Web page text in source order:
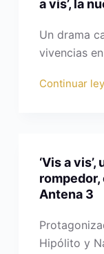
a vis’, la
Un drama
vivencias
Continuar
‘Vis a
Antena 3
Hipólito y